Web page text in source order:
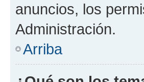
anuncios, los
Administración.
Arriba